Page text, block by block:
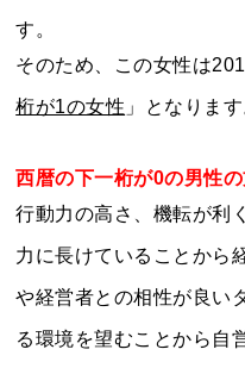
す。
そのため、この女性は
桁が1の女性 」となります
西暦の下一桁が0の男性の
行動力の高さ、機転が利
力に長けていることから
や経営者との相性が良い
る環境を望むことから自